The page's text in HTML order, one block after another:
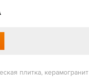
плитка, керамогранит